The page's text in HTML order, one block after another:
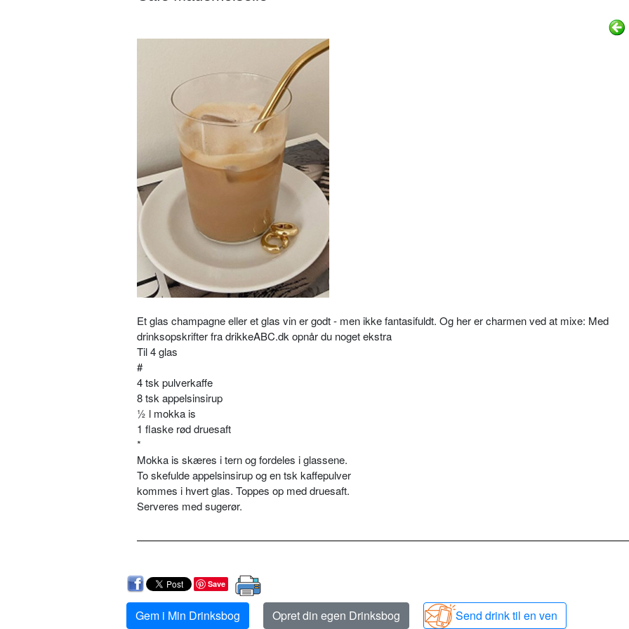
Et glas champagne eller et glas vin er godt - men ikke fantasifuldt. Og her er charmen ved at mixe: Med
drinksopskrifter fra drikkeABC.dk opnår du noget ekstra
Til 4 glas
#
4 tsk pulverkaffe
8 tsk appelsinsirup
½ l mokka is
1 flaske rød druesaft
*
Mokka is skæres i tern og fordeles i glassene.
To skefulde appelsinsirup og en tsk kaffepulver
kommes i hvert glas. Toppes op med druesaft.
Serveres med sugerør.
Save
Gem i Min Drinksbog Opret din egen Drinksbog
Send drink til en ven